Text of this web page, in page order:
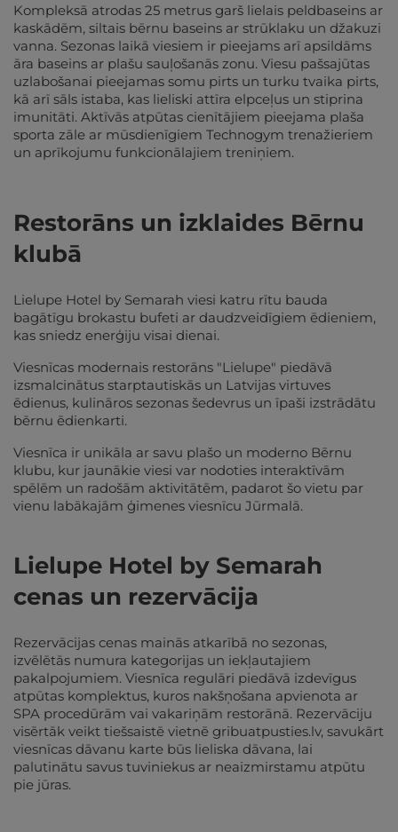
Kompleksā atrodas 25 metrus garš lielais peldbaseins ar
kaskādēm, siltais bērnu baseins ar strūklaku un džakuzi
vanna. Sezonas laikā viesiem ir pieejams arī apsildāms
āra baseins ar plašu sauļošanās zonu. Viesu pašsajūtas
uzlabošanai pieejamas somu pirts un turku tvaika pirts,
kā arī sāls istaba, kas lieliski attīra elpceļus un stiprina
imunitāti. Aktīvās atpūtas cienītājiem pieejama plaša
sporta zāle ar mūsdienīgiem Technogym trenažieriem
un aprīkojumu funkcionālajiem treniņiem.
Restorāns un izklaides Bērnu
klubā
Lielupe Hotel by Semarah viesi katru rītu bauda
bagātīgu brokastu bufeti ar daudzveidīgiem ēdieniem,
kas sniedz enerģiju visai dienai.
Viesnīcas modernais restorāns "Lielupe" piedāvā
izsmalcinātus starptautiskās un Latvijas virtuves
ēdienus, kulināros sezonas šedevrus un īpaši izstrādātu
bērnu ēdienkarti.
Viesnīca ir unikāla ar savu plašo un moderno Bērnu
klubu, kur jaunākie viesi var nodoties interaktīvām
spēlēm un radošām aktivitātēm, padarot šo vietu par
vienu labākajām ģimenes viesnīcu Jūrmalā.
Lielupe Hotel by Semarah
cenas un rezervācija
Rezervācijas cenas mainās atkarībā no sezonas,
izvēlētās numura kategorijas un iekļautajiem
pakalpojumiem. Viesnīca regulāri piedāvā izdevīgus
atpūtas komplektus, kuros nakšņošana apvienota ar
SPA procedūrām vai vakariņām restorānā. Rezervāciju
visērtāk veikt tiešsaistē vietnē gribuatpusties.lv, savukārt
viesnīcas dāvanu karte būs lieliska dāvana, lai
palutinātu savus tuviniekus ar neaizmirstamu atpūtu
pie jūras.